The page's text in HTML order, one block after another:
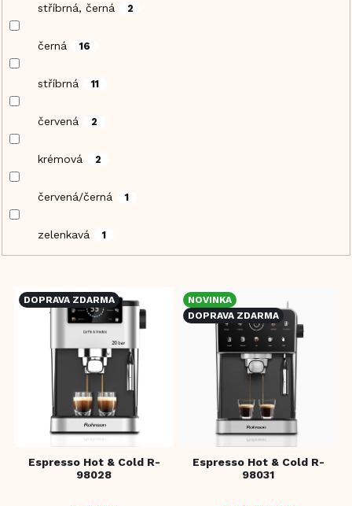
stříbrná, černá 2
černá 16
stříbrná 11
červená 2
krémová 2
červená/černá 1
zelenkavá 1
DOPRAVA ZDARMA
Espresso Hot & Cold R-
98028
NOVINKA
DOPRAVA ZDARMA
Espresso Hot & Cold R-
98031